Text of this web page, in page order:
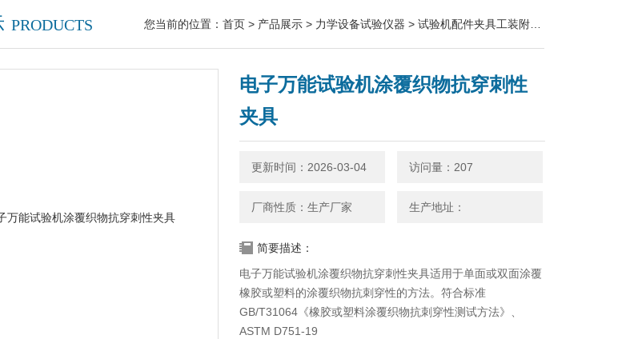
PRODUCTS 您当前的位置： 首页 > 产品展示 > 力学设备试验仪器 > 试验机配件夹具工装附件
电子万能试验机涂覆织物抗穿刺性
夹具
更新时间：2026-03-04 访问量：207
厂商性质：生产厂家 生产地址：
简要描述：
电子万能试验机涂覆织物抗穿刺性夹具适用于单面或双面涂覆
橡胶或塑料的涂覆织物抗刺穿性的方法。符合标准
GB/T31064《橡胶或塑料涂覆织物抗刺穿性测试方法》、
ASTM D751-19